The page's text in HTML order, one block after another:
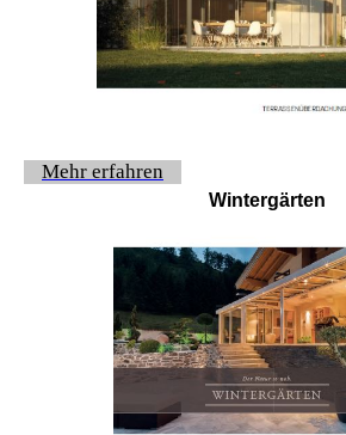
Mehr erfahren
Wintergärten